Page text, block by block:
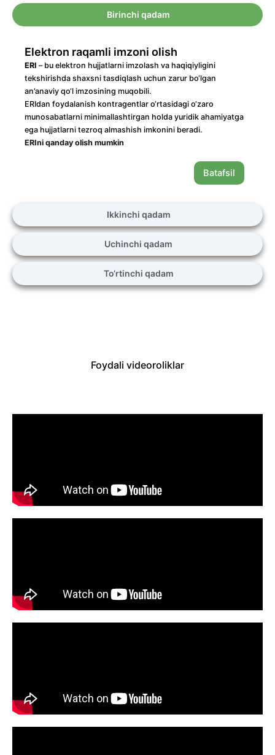
Birinchi qadam
Ikkinchi qadam
Uchinchi qadam
To‘rtinchi qadam
Elektron raqamli imzoni olish
ERI – bu elektron hujjatlarni imzolash va haqiqiyligini
tekshirishda shaxsni tasdiqlash uchun zarur bo‘lgan
an’anaviy qo‘l imzosining muqobili.
ERIdan foydalanish kontragentlar o‘rtasidagi o‘zaro
munosabatlarni minimallashtirgan holda yuridik ahamiyatga
ega hujjatlarni tezroq almashish imkonini beradi.
ERIni qanday olish mumkin
Batafsil
Foydali videoroliklar